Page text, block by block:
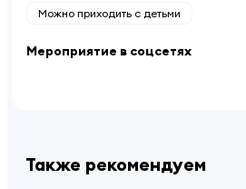
Можно приходить с детьми
Мероприятие в соцсетях
Также рекомендуем